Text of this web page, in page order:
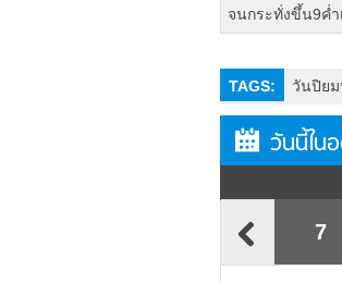
จนกระทั่งขึ้น9ค่ำ
TAGS: วันปิย
วันนี้ใน
7